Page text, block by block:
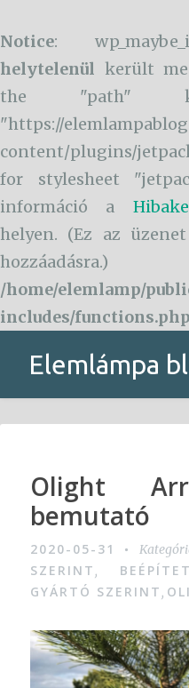
Notice:
helytelenül került
the "path"
"https://
content/plugins/
for stylesheet
információ a
helyen. (Ez az
/home/elemlamp/
includes/functions.php
Elemlámpa
Olight
bemutató
2020-05-31
SZERINT,
GYÁRTÓ SZERINT,